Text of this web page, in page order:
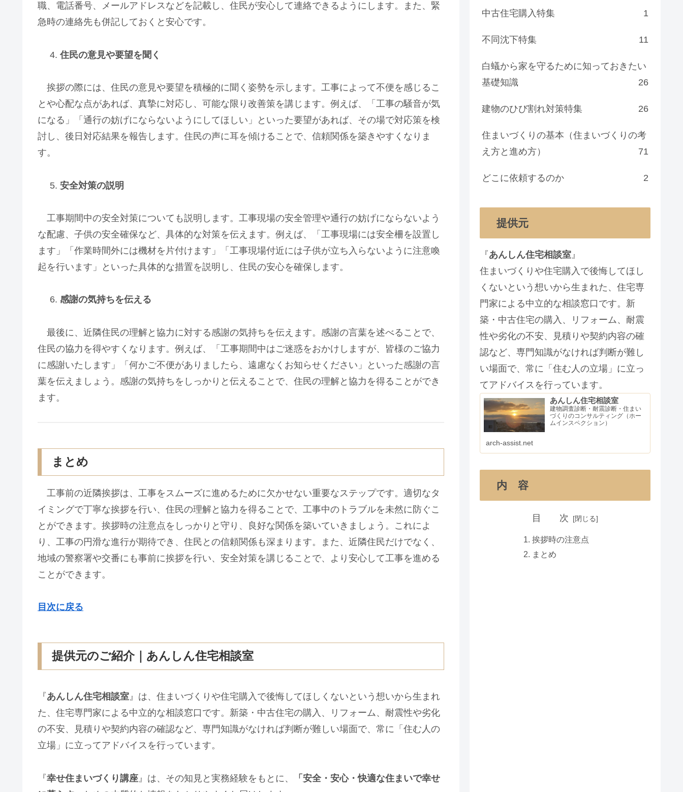
職、電話番号、メールアドレスなどを記載し、住民が安心して連絡できるようにします。また、緊
急時の連絡先も併記しておくと安心です。
住民の意見や要望を聞く
挨拶の際には、住民の意見や要望を積極的に聞く姿勢を示します。工事によって不便を感じるこ
とや心配な点があれば、真摯に対応し、可能な限り改善策を講じます。例えば、「工事の騒音が気
になる」「通行の妨げにならないようにしてほしい」といった要望があれば、その場で対応策を検
討し、後日対応結果を報告します。住民の声に耳を傾けることで、信頼関係を築きやすくなりま
す。
安全対策の説明
工事期間中の安全対策についても説明します。工事現場の安全管理や通行の妨げにならないよう
な配慮、子供の安全確保など、具体的な対策を伝えます。例えば、「工事現場には安全柵を設置し
ます」「作業時間外には機材を片付けます」「工事現場付近には子供が立ち入らないように注意喚
起を行います」といった具体的な措置を説明し、住民の安心を確保します。
感謝の気持ちを伝える
最後に、近隣住民の理解と協力に対する感謝の気持ちを伝えます。感謝の言葉を述べることで、
住民の協力を得やすくなります。例えば、「工事期間中はご迷惑をおかけしますが、皆様のご協力
に感謝いたします」「何かご不便がありましたら、遠慮なくお知らせください」といった感謝の言
葉を伝えましょう。感謝の気持ちをしっかりと伝えることで、住民の理解と協力を得ることができ
ます。
まとめ
工事前の近隣挨拶は、工事をスムーズに進めるために欠かせない重要なステップです。適切なタ
イミングで丁寧な挨拶を行い、住民の理解と協力を得ることで、工事中のトラブルを未然に防ぐこ
とができます。挨拶時の注意点をしっかりと守り、良好な関係を築いていきましょう。これによ
り、工事の円滑な進行が期待でき、住民との信頼関係も深まります。また、近隣住民だけでなく、
地域の警察署や交番にも事前に挨拶を行い、安全対策を講じることで、より安心して工事を進める
ことができます。
目次に戻る
提供元のご紹介｜あんしん住宅相談室
『あんしん住宅相談室』は、住まいづくりや住宅購入で後悔してほしくないという想いから生まれ
た、住宅専門家による中立的な相談窓口です。新築・中古住宅の購入、リフォーム、耐震性や劣化
の不安、見積りや契約内容の確認など、専門知識がなければ判断が難しい場面で、常に「住む人の
立場」に立ってアドバイスを行っています。
『幸せ住まいづくり講座 』は、その知見と実務経験をもとに、
「安全・安心・快適な住まいで幸せ
中古住宅購入特集 1
不同沈下特集 11
白蟻から家を守るために知っておきたい
基礎知識
26
建物のひび割れ対策特集 26
住まいづくりの基本（住まいづくりの考
え方と進め方）
71
どこに依頼するのか 2
提供元
『あんしん住宅相談室』
住まいづくりや住宅購入で後悔してほし
くないという想いから生まれた、住宅専
門家による中立的な相談窓口です。新
築・中古住宅の購入、リフォーム、耐震
性や劣化の不安、見積りや契約内容の確
認など、専門知識がなければ判断が難し
い場面で、常に「住む人の立場」に立っ
てアドバイスを行っています。
あんしん住宅相談室
建物調査診断・耐震診断・住まい
づくりのコンサルティング（ホー
ムインスペクション）
arch-assist.net
内 容
目 次
挨拶時の注意点
まとめ